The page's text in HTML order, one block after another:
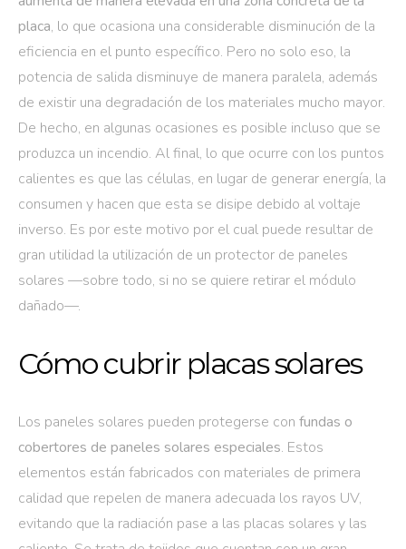
placa, lo que ocasiona una considerable disminución de la
eficiencia en el punto específico. Pero no solo eso, la
potencia de salida disminuye de manera paralela, además
de existir una degradación de los materiales mucho mayor.
De hecho, en algunas ocasiones es posible incluso que se
produzca un incendio. Al final, lo que ocurre con los puntos
calientes es que las células, en lugar de generar energía, la
consumen y hacen que esta se disipe debido al voltaje
inverso. Es por este motivo por el cual puede resultar de
gran utilidad la utilización de un protector de paneles
solares —sobre todo, si no se quiere retirar el módulo
dañado—.
Cómo cubrir placas solares
Los paneles solares pueden protegerse con fundas o
cobertores de paneles solares especiales. Estos
elementos están fabricados con materiales de primera
calidad que repelen de manera adecuada los rayos UV,
evitando que la radiación pase a las placas solares y las